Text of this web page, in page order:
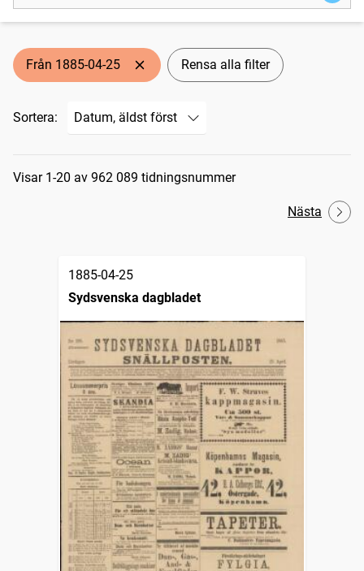
Från 1885-04-25 Rensa alla filter
Sortera:
Sökresultat
Visar 1-20 av 962 089 tidningsnummer
Nästa
1885-04-25
Sydsvenska dagbladet